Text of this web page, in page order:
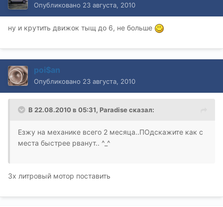
Опубликовано 23 августа, 2010
ну и крутить движок тыщ до 6, не больше
poi$an
Опубликовано 23 августа, 2010
В 22.08.2010 в 05:31, Paradise сказал:
Езжу на механике всего 2 месяца..ПОдскажите как с
места быстрее рванут.. ^_^
3х литровый мотор поставить